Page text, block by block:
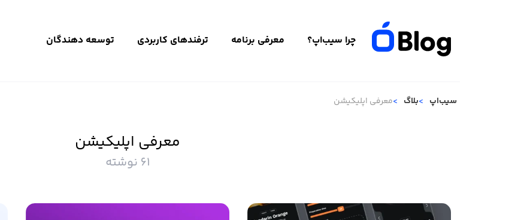
چرا سیب‌اپ؟ معرفی برنامه ترفندهای کاربردی توسعه دهندگان
سیب‌اپ بلاگ معرفی اپلیکیشن
معرفی اپلیکیشن
61 نوشته